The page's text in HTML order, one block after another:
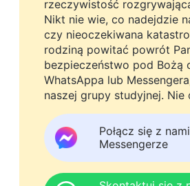
modlitw, ponieważ sprawił,
chodzę w pole, by zbierać
ustaliłyśmy, w jakich
wychodziłam w pole, by
gdzieś na polu z moją
dawno utraconego
niesprawiedliwości, jaka
mojej rodziny. Ona
rzeczywistość
Nikt nie wie, co nadejdzie
czy nieoczekiwana
rodziną powitać powrót
bezpieczeństwo pod Bożą
WhatsAppa lub
naszej grupy studyjnej. Nie
Połącz się z
Messengerze